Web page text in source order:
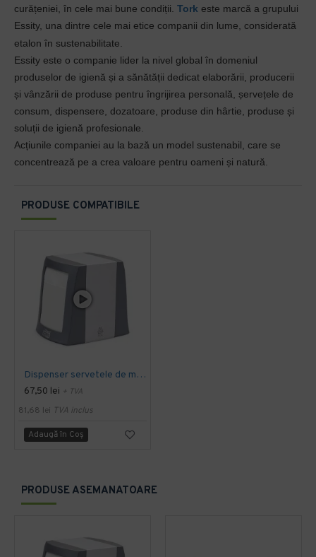
PRODUSE COMPATIBILE
Dispenser servetele de masa Tork
67,50 lei + TVA
81,68 lei TVA inclus
Adaugă în Coş
PRODUSE ASEMANATOARE
curățeniei, în cele mai bune condiții. Tork este marcă a grupului
Essity, una dintre cele mai etice companii din lume, considerată
etalon în sustenabilitate.
Essity este o companie lider la nivel global în domeniul
produselor de igienă și a sănătății dedicat elaborării, producerii
și vânzării de produse pentru îngrijirea personală, șervețele de
consum, dispensere, dozatoare, produse din hârtie, produse și
soluții de igienă profesionale.
Acțiunile companiei au la bază un model sustenabil, care se
concentrează pe a crea valoare pentru oameni și natură.